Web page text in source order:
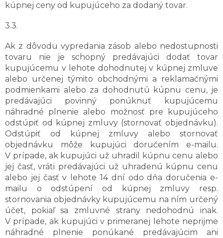
kúpnej ceny od kupujúceho za dodaný tovar.
3.3.
Ak z dôvodu vypredania zásob alebo nedostupnosti
tovaru nie je schopný predávajúci dodať tovar
kupujúcemu v lehote dohodnutej v kúpnej zmluve
alebo určenej týmito obchodnými a reklamačnými
podmienkami alebo za dohodnutú kúpnu cenu, je
predávajúci povinný ponúknuť kupujúcemu
náhradné plnenie alebo možnosť pre kupujúceho
odstúpiť od kúpnej zmluvy (stornovať objednávku).
Odstúpiť od kúpnej zmluvy alebo stornovať
objednávku môže kupujúci doručením e-mailu.
V prípade, ak kupujúci už uhradil kúpnu cenu alebo
jej časť, vráti predávajúci už uhradenú kúpnu cenu
alebo jej časť v lehote 14 dní odo dňa doručenia e-
mailu o odstúpení od kúpnej zmluvy resp.
stornovania objednávky kupujúcemu na ním určený
účet, pokiaľ sa zmluvné strany nedohodnú inak.
V prípade, ak kupujúci v primeranej lehote neprijme
náhradné plnenie ponúkané predávajúcim ani